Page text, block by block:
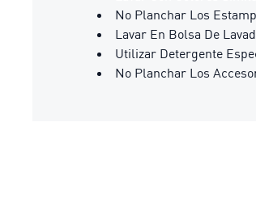
No Planchar Los
Lavar En Bolsa De
Utilizar Detergente
No Planchar Los